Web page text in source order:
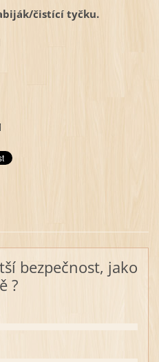
čistící tyčku.
bezpečnost, jako
?